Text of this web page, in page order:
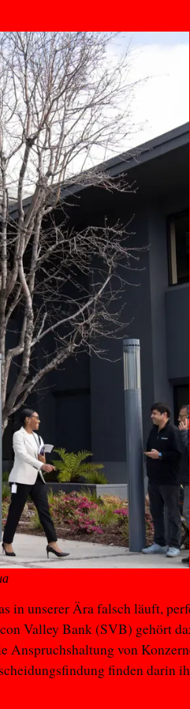
in unserer Ära falsch läuft,
Valley Bank (SVB) gehört
Anspruchshaltung von
finden darin